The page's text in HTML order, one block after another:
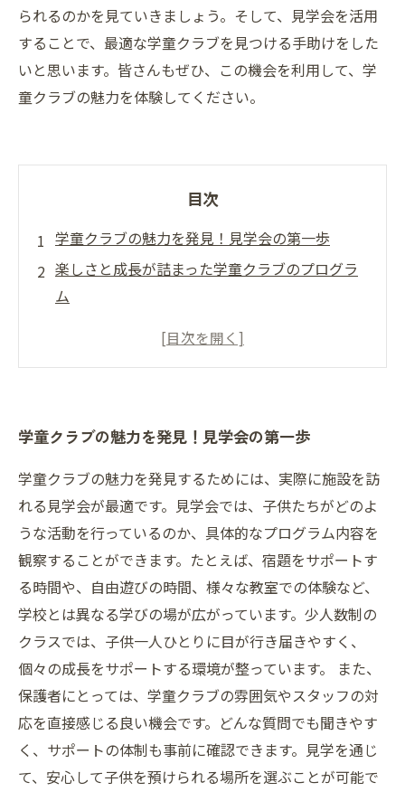
られるのかを見ていきましょう。そして、見学会を活用
することで、最適な学童クラブを見つける手助けをした
いと思います。皆さんもぜひ、この機会を利用して、学
童クラブの魅力を体験してください。
目次
学童クラブの魅力を発見！見学会の第一歩
楽しさと成長が詰まった学童クラブのプログラ
ム
保護者として知っておきたい、学童クラブ選び
見学会から得られる学び：子供たちの成長を支
える環境
学童クラブ選びの成功のカギ！見学会を活用し
よう
学童クラブの魅力を発見！見学会の第一歩
学童クラブの魅力を発見するためには、実際に施設を訪
れる見学会が最適です。見学会では、子供たちがどのよ
うな活動を行っているのか、具体的なプログラム内容を
観察することができます。たとえば、宿題をサポートす
る時間や、自由遊びの時間、様々な教室での体験など、
学校とは異なる学びの場が広がっています。少人数制の
クラスでは、子供一人ひとりに目が行き届きやすく、
個々の成長をサポートする環境が整っています。 また、
保護者にとっては、学童クラブの雰囲気やスタッフの対
応を直接感じる良い機会です。どんな質問でも聞きやす
く、サポートの体制も事前に確認できます。見学を通じ
て、安心して子供を預けられる場所を選ぶことが可能で